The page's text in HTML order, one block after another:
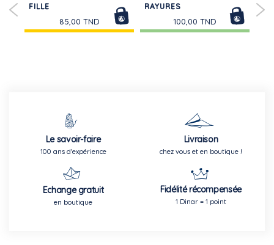
FILLE
85,00 TND
RAYURES
100,00 TND
Le savoir-faire
100 ans d'expérience
Livraison
chez vous et en boutique !
Echange gratuit
en boutique
Fidélité récompensée
1 Dinar = 1 point